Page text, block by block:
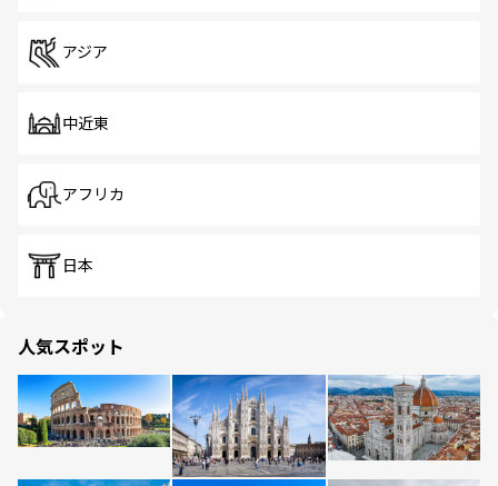
アジア
中近東
アフリカ
日本
人気スポット